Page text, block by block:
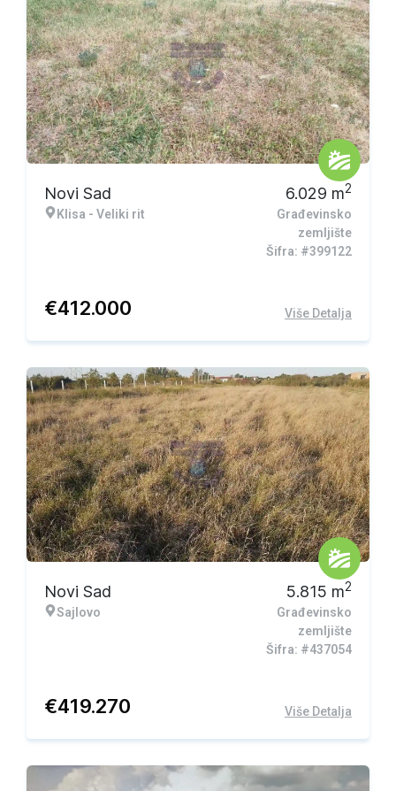
Novi Sad
Klisa - Veliki rit
6.029 m2
Građevinsko
zemljište
Šifra: #399122
€412.000 Više Detalja
Novi Sad
Sajlovo
5.815 m2
Građevinsko
zemljište
Šifra: #437054
€419.270 Više Detalja